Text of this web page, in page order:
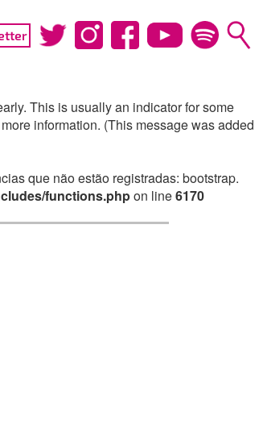
This is usually an indicator for some
information. (This message was added
que não estão registradas: bootstrap.
functions.phpon line6170